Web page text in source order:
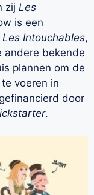
zij Les
is een
Les Intouchables,
andere bekende
plannen om de
voeren in
door
.